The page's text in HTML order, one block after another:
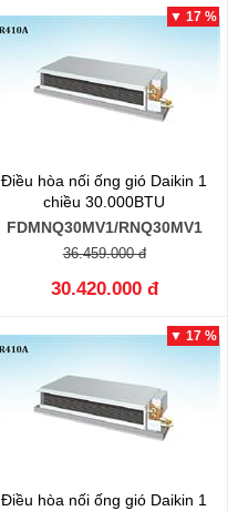
▼ 17 %
Điều hòa nối ống gió Daikin 1
chiều 30.000BTU
FDMNQ30MV1/RNQ30MV1
36.459.000 đ
30.420.000 đ
▼ 17 %
Điều hòa nối ống gió Daikin 1